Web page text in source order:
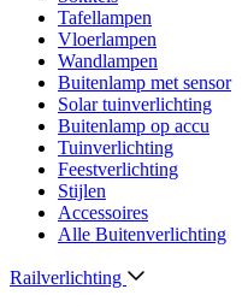
Tafellampen
Vloerlampen
Wandlampen
Buitenlamp met sensor
Solar tuinverlichting
Buitenlamp op accu
Tuinverlichting
Feestverlichting
Stijlen
Accessoires
Alle Buitenverlichting
Railverlichting